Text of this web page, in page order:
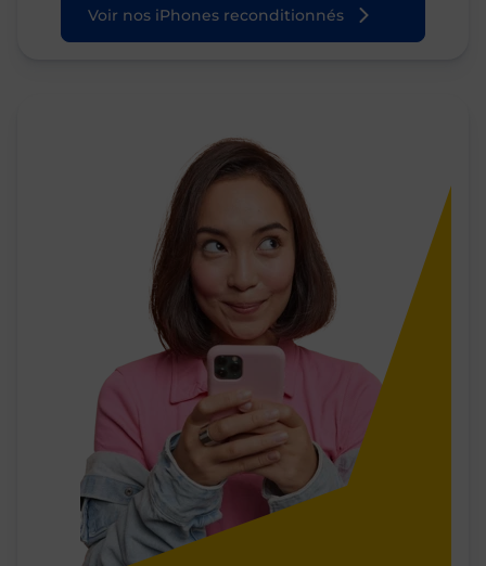
Voir nos iPhones reconditionnés